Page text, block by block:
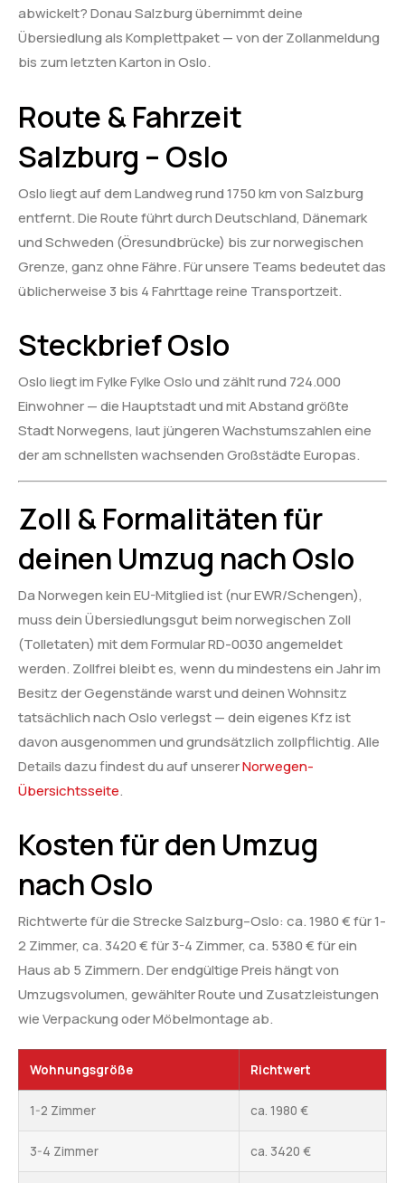
abwickelt? Donau Salzburg übernimmt deine
Übersiedlung als Komplettpaket — von der Zollanmeldung
bis zum letzten Karton in Oslo.
Route & Fahrzeit
Salzburg – Oslo
Oslo liegt auf dem Landweg rund 1750 km von Salzburg
entfernt. Die Route führt durch Deutschland, Dänemark
und Schweden (Öresundbrücke) bis zur norwegischen
Grenze, ganz ohne Fähre. Für unsere Teams bedeutet das
üblicherweise 3 bis 4 Fahrttage reine Transportzeit.
Steckbrief Oslo
Oslo liegt im Fylke Fylke Oslo und zählt rund 724.000
Einwohner — die Hauptstadt und mit Abstand größte
Stadt Norwegens, laut jüngeren Wachstumszahlen eine
der am schnellsten wachsenden Großstädte Europas.
Zoll & Formalitäten für
deinen Umzug nach Oslo
Da Norwegen kein EU-Mitglied ist (nur EWR/Schengen),
muss dein Übersiedlungsgut beim norwegischen Zoll
(Tolletaten) mit dem Formular RD-0030 angemeldet
werden. Zollfrei bleibt es, wenn du mindestens ein Jahr im
Besitz der Gegenstände warst und deinen Wohnsitz
tatsächlich nach Oslo verlegst — dein eigenes Kfz ist
davon ausgenommen und grundsätzlich zollpflichtig. Alle
Details dazu findest du auf unsererNorwegen-
Übersichtsseite.
Kosten für den Umzug
nach Oslo
Richtwerte für die Strecke Salzburg–Oslo: ca. 1980 € für 1-
2 Zimmer, ca. 3420 € für 3-4 Zimmer, ca. 5380 € für ein
Haus ab 5 Zimmern. Der endgültige Preis hängt von
Umzugsvolumen, gewählter Route und Zusatzleistungen
wie Verpackung oder Möbelmontage ab.
Wohnungsgröße Richtwert
1-2 Zimmer ca. 1980 €
3-4 Zimmer ca. 3420 €